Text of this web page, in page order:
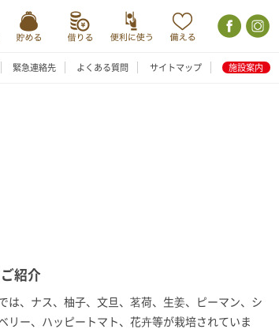
緊急連絡先 よくある質問 サイトマップ 施設案内
紹介
は、ナス、柚子、文旦、茗荷、生姜、ピーマン、シ
リー、ハッピートマト、花卉等が栽培されていま